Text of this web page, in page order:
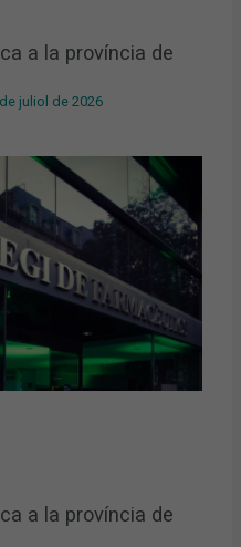
a la província de
juliol de 2026
a la província de